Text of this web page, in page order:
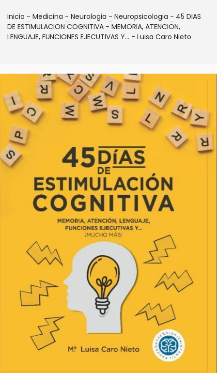
Inicio - Medicina - Neurologia - Neuropsicologia - 45 DIAS
DE ESTIMULACION COGNITIVA - MEMORIA, ATENCION,
LENGUAJE, FUNCIONES EJECUTIVAS Y... - Luisa Caro Nieto